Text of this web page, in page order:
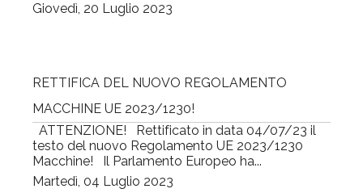
Giovedì, 20 Luglio 2023
RETTIFICA DEL NUOVO REGOLAMENTO
MACCHINE UE 2023/1230!
ATTENZIONE! Rettificato in data 04/07/23 il
testo del nuovo Regolamento UE 2023/1230
Macchine! Il Parlamento Europeo ha...
Martedì, 04 Luglio 2023